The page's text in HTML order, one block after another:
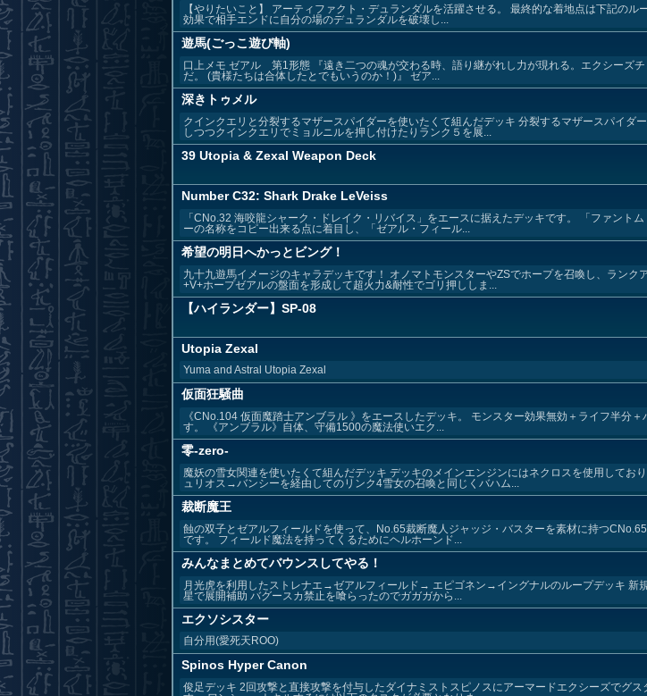
【やりたいこと】 アーティファクト・デュランダルを活躍させる。 最終的な着地点は下記の
効果で相手エンドに自分の場のデュランダルを破壊し...
遊馬(ごっこ遊び軸)
口上メモ ゼアル 第1形態 『遠き二つの魂が交わる時、語り継がれし力が現れる。エクシーズ
だ。 (貴様たちは合体したとでもいうのか！)』 ゼア...
深きトゥメル
クインクエリと分裂するマザースパイダーを使いたくて組んだデッキ 分裂するマザースパイダ
しつつクインクエリでミョルニルを押し付けたりランク５を展...
39 Utopia & Zexal Weapon Deck
Number C32: Shark Drake LeVeiss
「CNo.32 海咬龍シャーク・ドレイク・リバイス」をエースに据えたデッキです。 「ファント
ーの名称をコピー出来る点に着目し、「ゼアル・フィール...
希望の明日へかっとビング！
九十九遊馬イメージのキャラデッキです！ オノマトモンスターやZSでホープを召喚し、ランク
+V+ホープゼアルの盤面を形成して超火力&耐性でゴリ押ししま...
【ハイランダー】SP-08
Utopia Zexal
Yuma and Astral Utopia Zexal
仮面狂騒曲
《CNo.104 仮面魔踏士アンブラル 》をエースしたデッキ。 モンスター効果無効＋ライフ半分
す。 《アンブラル》自体、守備1500の魔法使いエク...
零-zero-
魔妖の雪女関連を使いたくて組んだデッキ デッキのメインエンジンにはネクロスを使用してお
ュリオス→バンシーを経由してのリンク4雪女の召喚と同じくバハム...
裁断魔王
蝕の双子とゼアルフィールドを使って、No.65裁断魔人ジャッジ・バスターを素材に持つ
です。 フィールド魔法を持ってくるためにヘルホーンド...
みんなまとめてバウンスしてやる！
月光虎を利用したストレナエ→ゼアルフィールド→ エピゴネン→イングナルのループデッキ 新
星で展開補助 バグースカ禁止を喰らったのでガガガから...
エクソシスター
自分用(愛死天ROO)
Spinos Hyper Canon
俊足デッキ 2回攻撃と直接攻撃を付与したダイナミストスピノスにアーマードエクシーズでグ